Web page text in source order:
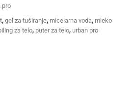
pro
, gel za tuširanje, micelarna voda, mleko
za telo, puter za telo, urban pro